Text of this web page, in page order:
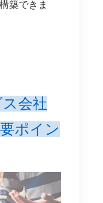
築できま
会社
ポイン